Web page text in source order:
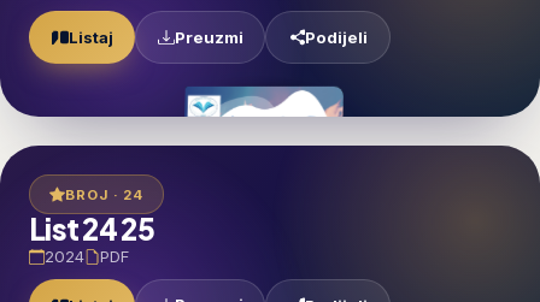
Listaj Preuzmi Podijeli
BROJ · 24
List 24 25
2024 PDF